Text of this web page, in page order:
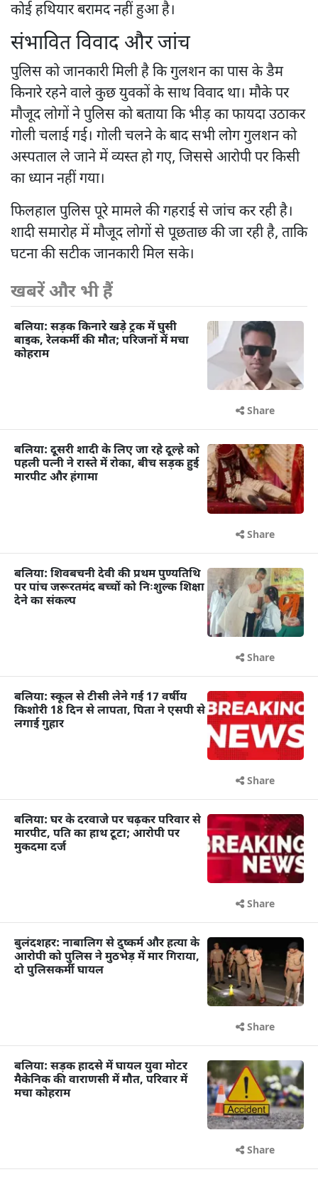
कोई हथियार बरामद नहीं हुआ है।
संभावित विवाद और जांच
पुलिस को जानकारी मिली है कि गुलशन का पास के डैम
किनारे रहने वाले कुछ युवकों के साथ विवाद था। मौके पर
मौजूद लोगों ने पुलिस को बताया कि भीड़ का फायदा उठाकर
गोली चलाई गई। गोली चलने के बाद सभी लोग गुलशन को
अस्पताल ले जाने में व्यस्त हो गए, जिससे आरोपी पर किसी
का ध्यान नहीं गया।
फिलहाल पुलिस पूरे मामले की गहराई से जांच कर रही है।
शादी समारोह में मौजूद लोगों से पूछताछ की जा रही है, ताकि
घटना की सटीक जानकारी मिल सके।
खबरें और भी हैं
बलिया: सड़क किनारे खड़े ट्रक में घुसी
बाइक, रेलकर्मी की मौत; परिजनों में मचा
कोहराम
Share
बलिया: दूसरी शादी के लिए जा रहे दूल्हे को
पहली पत्नी ने रास्ते में रोका, बीच सड़क हुई
मारपीट और हंगामा
Share
बलिया: शिवबचनी देवी की प्रथम पुण्यतिथि
पर पांच जरूरतमंद बच्चों को निःशुल्क शिक्षा
देने का संकल्प
Share
बलिया: स्कूल से टीसी लेने गई 17 वर्षीय
किशोरी 18 दिन से लापता, पिता ने एसपी से
लगाई गुहार
Share
बलिया: घर के दरवाजे पर चढ़कर परिवार से
मारपीट, पति का हाथ टूटा; आरोपी पर
मुकदमा दर्ज
Share
बुलंदशहर: नाबालिग से दुष्कर्म और हत्या के
आरोपी को पुलिस ने मुठभेड़ में मार गिराया,
दो पुलिसकर्मी घायल
Share
बलिया: सड़क हादसे में घायल युवा मोटर
मैकेनिक की वाराणसी में मौत, परिवार में
मचा कोहराम
Share